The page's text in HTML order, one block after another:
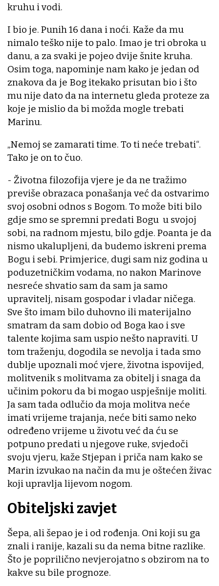
kruhu i vodi.
I bio je. Punih 16 dana i noći. Kaže da mu
nimalo teško nije to palo. Imao je tri obroka u
danu, a za svaki je pojeo dvije šnite kruha.
Osim toga, napominje nam kako je jedan od
znakova da je Bog itekako prisutan bio i što
mu nije dato da na internetu gleda proteze za
koje je mislio da bi možda mogle trebati
Marinu.
„Nemoj se zamarati time. To ti neće trebati“.
Tako je on to čuo.
- Životna filozofija vjere je da ne tražimo
previše obrazaca ponašanja već da ostvarimo
svoj osobni odnos s Bogom. To može biti bilo
gdje smo se spremni predati Bogu u svojoj
sobi, na radnom mjestu, bilo gdje. Poanta je da
nismo ukalupljeni, da budemo iskreni prema
Bogu i sebi. Primjerice, dugi sam niz godina u
poduzetničkim vodama, no nakon Marinove
nesreće shvatio sam da sam ja samo
upravitelj, nisam gospodar i vladar ničega.
Sve što imam bilo duhovno ili materijalno
smatram da sam dobio od Boga kao i sve
talente kojima sam uspio nešto napraviti. U
tom traženju, dogodila se nevolja i tada smo
dublje upoznali moć vjere, životna ispovijed,
molitvenik s molitvama za obitelj i snaga da
učinim pokoru da bi mogao uspješnije moliti.
Ja sam tada odlučio da moja molitva neće
imati vrijeme trajanja, neće biti samo neko
određeno vrijeme u životu već da ću se
potpuno predati u njegove ruke, svjedoči
svoju vjeru, kaže Stjepan i priča nam kako se
Marin izvukao na način da mu je oštećen živac
koji upravlja lijevom nogom.
Obiteljski zavjet
Šepa, ali šepao je i od rođenja. Oni koji su ga
znali i ranije, kazali su da nema bitne razlike.
Što je poprilično nevjerojatno s obzirom na to
kakve su bile prognoze.